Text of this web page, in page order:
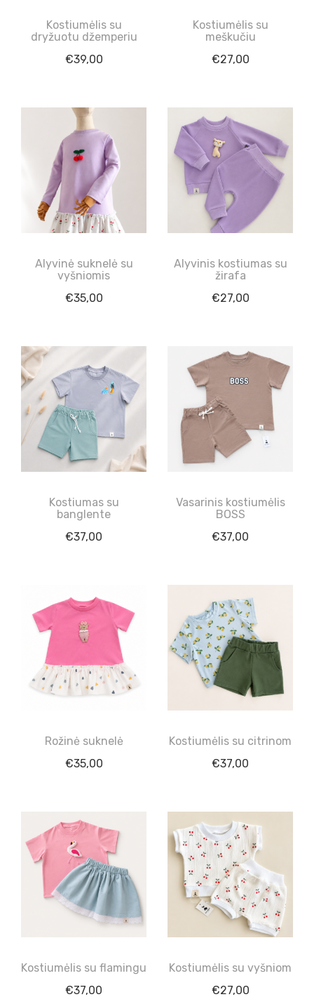
Kostiumėlis su
dryžuotu džemperiu
€39,00
Kostiumėlis su
meškučiu
€27,00
Alyvinė suknelė su
vyšniomis
€35,00
Alyvinis kostiumas su
žirafa
€27,00
Kostiumas su
banglente
€37,00
Vasarinis kostiumėlis
BOSS
€37,00
Rožinė suknelė
€35,00
Kostiumėlis su citrinom
€37,00
Kostiumėlis su flamingu
€37,00
Kostiumėlis su vyšniom
€27,00